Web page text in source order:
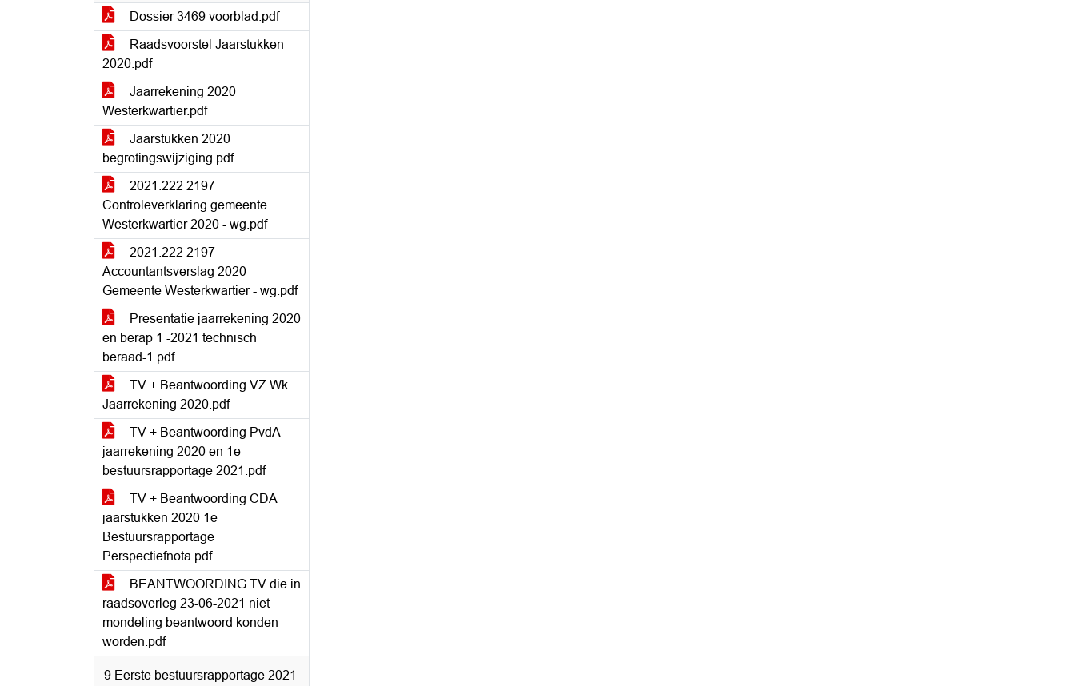
Dossier 3469 voorblad.pdf
Raadsvoorstel Jaarstukken
2020.pdf
Jaarrekening 2020
Westerkwartier.pdf
Jaarstukken 2020
begrotingswijziging.pdf
2021.222 2197
Controleverklaring gemeente
Westerkwartier 2020 - wg.pdf
2021.222 2197
Accountantsverslag 2020
Gemeente Westerkwartier - wg.pdf
Presentatie jaarrekening 2020
en berap 1 -2021 technisch
beraad-1.pdf
TV + Beantwoording VZ Wk
Jaarrekening 2020.pdf
TV + Beantwoording PvdA
jaarrekening 2020 en 1e
bestuursrapportage 2021.pdf
TV + Beantwoording CDA
jaarstukken 2020 1e
Bestuursrapportage
Perspectiefnota.pdf
BEANTWOORDING TV die in
raadsoverleg 23-06-2021 niet
mondeling beantwoord konden
worden.pdf
9 Eerste bestuursrapportage 2021